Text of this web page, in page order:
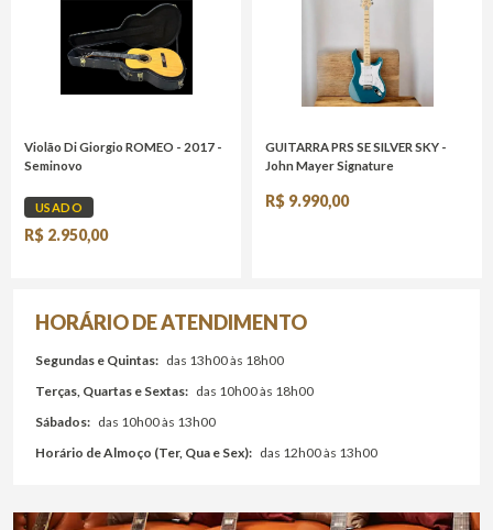
Violão Di Giorgio ROMEO - 2017 -
Seminovo
USADO
R$ 2.950,00
GUITARRA PRS SE SILVER SKY -
John Mayer Signature
R$ 9.990,00
HORÁRIO DE ATENDIMENTO
Segundas e Quintas: das 13h00 às 18h00
Terças, Quartas e Sextas: das 10h00 às 18h00
Sábados: das 10h00 às 13h00
Horário de Almoço (Ter, Qua e Sex): das 12h00 às 13h00